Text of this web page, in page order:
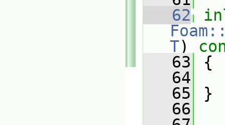
   62
T)
   63
{
   64
   65
}
   66